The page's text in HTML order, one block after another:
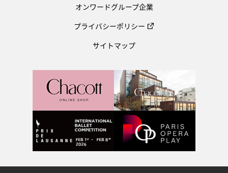
オンワードグループ企業
プライバシーポリシー
サイトマップ